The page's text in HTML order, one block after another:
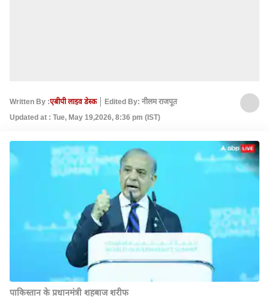
Written By :एबीपी लाइव डेस्क
Edited By: नीलम राजपूत
Updated at : Tue, May 19,2026, 8:36 pm (IST)
पाकिस्तान के प्रधानमंत्री शहबाज शरीफ